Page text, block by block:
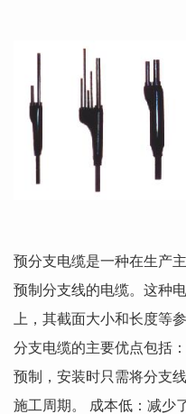
预分支电缆是一种在生产
预制分支线的电缆。这种
上，其截面大小和长度等
分支电缆的主要优点包括
预制，安装时只需将分支
施工周期。 成本低：减少